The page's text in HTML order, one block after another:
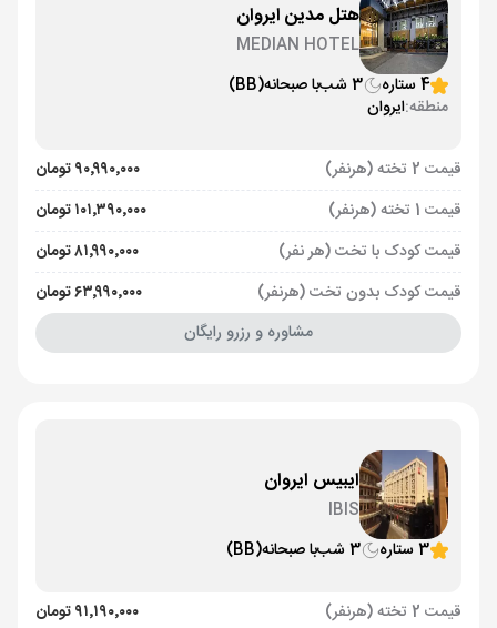
هتل مدین ایروان
MEDIAN HOTEL
4 ستاره
3 شب با صبحانه(BB)
منطقه:ایروان
قیمت 2 تخته (هرنفر)
۹۰٬۹۹۰٬۰۰۰ تومان
قیمت 1 تخته (هرنفر)
۱۰۱٬۳۹۰٬۰۰۰ تومان
قیمت کودک با تخت (هر نفر)
۸۱٬۹۹۰٬۰۰۰ تومان
قیمت کودک بدون تخت (هرنفر)
۶۳٬۹۹۰٬۰۰۰ تومان
مشاوره و رزرو رایگان
ایبیس ایروان
IBIS
3 ستاره
3 شب با صبحانه(BB)
قیمت 2 تخته (هرنفر)
۹۱٬۱۹۰٬۰۰۰ تومان